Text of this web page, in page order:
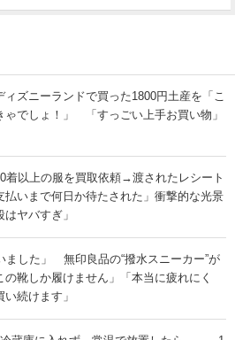
ィズニーランドで買った1800円土産を「こ
ゃでしょ！」 「すっごい上手お買い物」
着以上の服を買取依頼→渡されたレシート
まで何日か待たされた」衝撃的な光景
ヤバすぎ」
ました」 無印良品の“撥水スニーカー”が
靴しか履けません」「本当に疲れにく
続けます」